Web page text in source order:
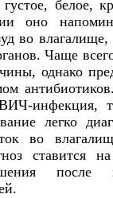
белое,
оно
во влагалище,
Чаще
однако
инфекция,
легко
во
ставится
после